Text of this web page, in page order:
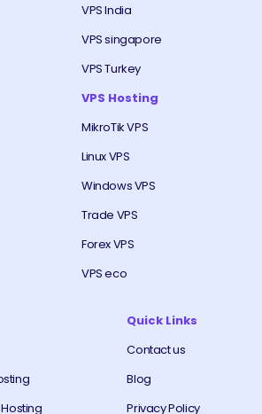
VPS India
VPS singapore
VPS Turkey
VPS Hosting
MikroTik VPS
Linux VPS
Windows VPS
Trade VPS
Forex VPS
VPS eco
Quick Links
Contact us
Blog
Privacy Policy